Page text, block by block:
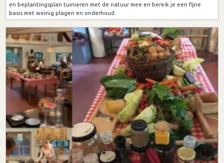
en beplantingsplan tuinieren met de natuur mee en bereik je een fijne
basis met weinig plagen en onderhoud.